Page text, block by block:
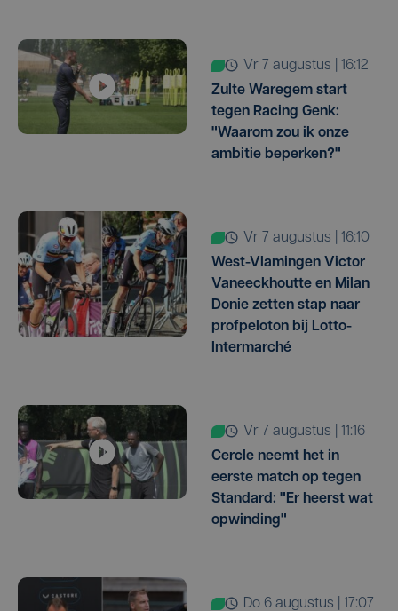
vr 7 augustus | 16:12
Zulte Waregem start
tegen Racing Genk:
"Waarom zou ik onze
ambitie beperken?"
vr 7 augustus | 16:10
West-Vlamingen Victor
Vaneeckhoutte en Milan
Donie zetten stap naar
profpeloton bij Lotto-
Intermarché
vr 7 augustus | 11:16
Cercle neemt het in
eerste match op tegen
Standard: "Er heerst wat
opwinding"
do 6 augustus | 17:07